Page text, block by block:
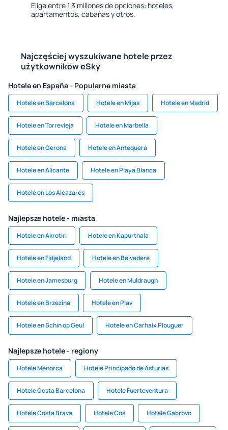
Elige entre 1.3 millones de opciones: hoteles,
apartamentos, cabañas y otros.
Najczęściej wyszukiwane hotele przez
użytkowników eSky
Hotele en España - Popularne miasta
Hotele en Barcelona Hotele en Mijas Hotele en Madrid
Hotele en Torrevieja Hotele en Marbella
Hotele en Gerona Hotele en Antequera
Hotele en Alicante Hotele en Playa Blanca
Hotele en Los Alcazares
Najlepsze hotele - miasta
Hotele en Akrotiri Hotele en Kapurthala
Hotele en Fidjeland Hotele en Belvedere
Hotele en Jamesburg Hotele en Muldraugh
Hotele en Brzezina Hotele en Plav
Hotele en Schin op Geul Hotele en Carhaix Plouguer
Najlepsze hotele - regiony
Hotele Menorca Hotele Principado de Asturias
Hotele Costa Barcelona Hotele Fuerteventura
Hotele Costa Brava Hotele Cos Hotele Gabrovo